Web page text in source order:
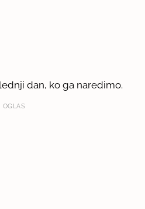
dan, ko ga naredimo.
OGLAS